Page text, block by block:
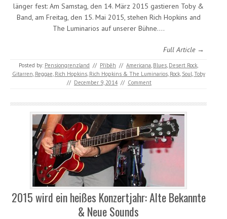
länger fest: Am Samstag, den 14. März 2015 gastieren Toby &
Band, am Freitag, den 15. Mai 2015, stehen Rich Hopkins and
The Luminarios auf unserer Bühne.…
Full Article →
Posted by: Pensiongrenzland // Příběh // Americana, Blues, Desert Rock,
Gitarren, Reggae, Rich Hopkins, Rich Hopkins & The Luminarios, Rock, Soul,Toby
// December 9, 2014 // Comment
2015 wird ein heißes Konzertjahr: Alte Bekannte
& Neue Sounds